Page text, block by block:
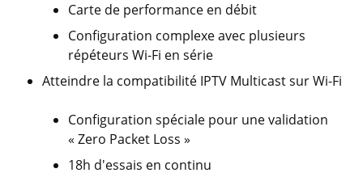
Carte de performance en débit
Configuration complexe avec plusieurs
répéteurs Wi-Fi en série
Atteindre la compatibilité IPTV Multicast sur Wi-Fi
Configuration spéciale pour une validation
« Zero Packet Loss »
18h d'essais en continu